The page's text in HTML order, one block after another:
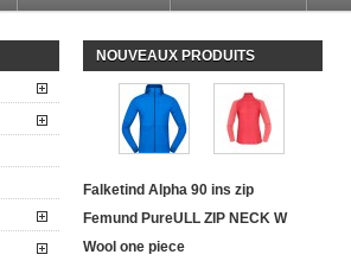
NOUVEAUX PRODUITS
Falketind Alpha 90 ins zip
Femund PureULL ZIP NECK W
Wool one piece